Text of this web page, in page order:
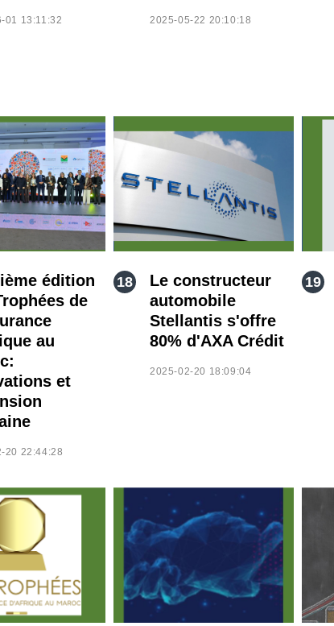
01 13:11:32 2025-05-22 20:10:18
édition
de
au
et
20 22:44:28
Le constructeur
automobile
Stellantis s'offre
80% d'AXA Crédit
2025-02-20 18:09:04